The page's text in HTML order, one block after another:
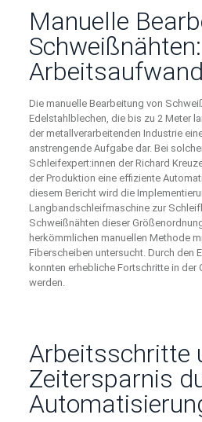
Manuelle
Arbeitsaufwand
Die manuelle Bearbeitung von
Edelstahlblechen, die bis zu 2 Meter
der metallverarbeitenden Industrie
anstrengende Aufgabe dar. Bei
Schleifexpert:innen der Richard
der Produktion eine effiziente
diesem Bericht wird die
Langbandschleifmaschine zur
Schweißnähten dieser
herkömmlichen manuellen Methode
Fiberscheiben untersucht. Durch den
konnten erhebliche Fortschritte in
werden.
Arbeitsschritte
Zeitersparnis